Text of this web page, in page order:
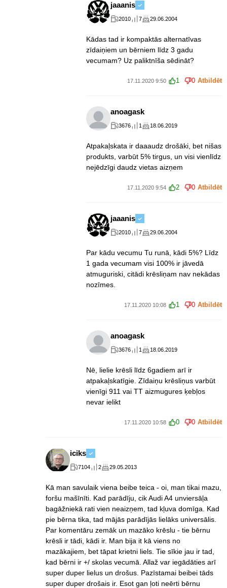
jaaanis
2010 7 29.06.2004
Kādas tad ir kompaktās alternatīvas
zīdaiņiem un bērniem līdz 3 gadu
vecumam? Uz paliktnīša sēdināt?
17.11.2020 9:50 1 0 Atbildēt
anoagask
3676 1 18.06.2019
Atpakaļskata ir daaaudz drošāki, bet nišas
produkts, varbūt 5% tirgus, un visi vienlīdz
nejēdzīgi daudz vietas aizņem
17.11.2020 9:54 2 0 Atbildēt
jaaanis
2010 7 29.06.2004
Par kādu vecumu Tu runā, kādi 5%? Līdz
1 gada vecumam visi 100% ir jāvedā
atmuguriski, citādi krēsliņam nav nekādas
nozīmes.
17.11.2020 10:08 1 0 Atbildēt
anoagask
3676 1 18.06.2019
Nē, lielie krēsli līdz 6gadiem arī ir
atpakaļskatīgie. Zīdaiņu krēsliņus varbūt
vienīgi 911 vai TT aizmugures ķebļos
nevar ielikt
17.11.2020 10:58 0 0 Atbildēt
iciks
7104 2 29.05.2013
Kā man savulaik viena beibe teica - oi, man tikai mazu,
foršu mašīnīti. Kad parādīju, cik Audi A4 unviersāļa
bagāžniekā rati vien neaizņem, tad kļuva domīga. Kad
pie bērna tika, tad mājās parādījās lielāks universālis.
Par komentāru zemāk un mazāko krēslu - tie bērnu
krēsli ir tādi, kādi ir. Man bija it kā viens no
mazākajiem, bet tāpat krietni liels. Tie sīkie jau ir tad,
kad bērni ir +/ skolas vecumā. Allaž var iegādāties arī
super duper lielus un drošus. Pazīstamai beibei tāds
super duper drošais ir. Esot gan ļoti neērti bērnu